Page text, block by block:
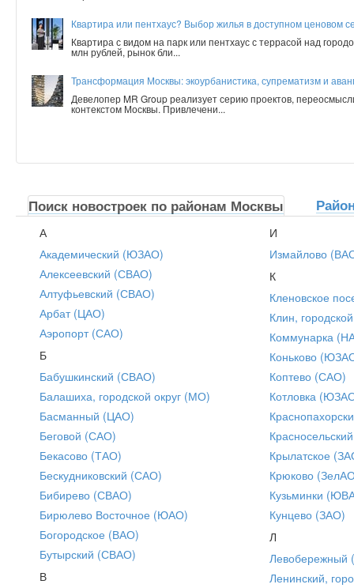
Квартира или пентхаус? Выбор жилья в доступном ценовом
Квартира с видом на парк или пентхаус с террасой над
млн рублей, рынок бли...
Трансформация Москвы: экоурбанистика, супрематизм и
Девелопер MR Group реализует серию проектов,
контекстом Москвы. Привлечени...
Поиск новостроек по районам Москвы
А
Академический (ЮЗАО)
Алексеевский (СВАО)
Алтуфьевский (СВАО)
Арбат (ЦАО)
Аэропорт (САО)
Б
Бабушкинский (СВАО)
Балашиха, городской округ (МО)
Басманный (ЦАО)
Беговой (САО)
Бекасово (ТАО)
Бескудниковский (САО)
Бибирево (СВАО)
Бирюлево Восточное (ЮАО)
Богородское (ВАО)
Бутырский (СВАО)
В
И
Измайлово
К
Кленовское
Клин,
Коммунарка
Коньково
Коптево (САО)
Котловка
Крылатское
Крюково
Кузьминки
Кунцево (ЗАО)
Л
Ленинский,